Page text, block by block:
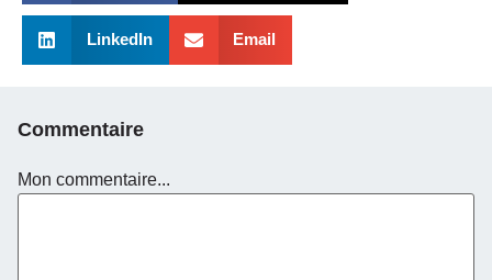
LinkedIn Email
Commentaire
Mon commentaire...